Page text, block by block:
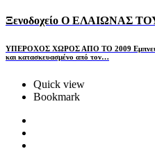
Ξενοδοχείο Ο ΕΛΑΙΩΝΑΣ
ΥΠΕΡΟΧΟΣ ΧΩΡΟΣ ΑΠΟ ΤΟ 2009
και κατασκευασμένο από τον…
Quick view
Bookmark